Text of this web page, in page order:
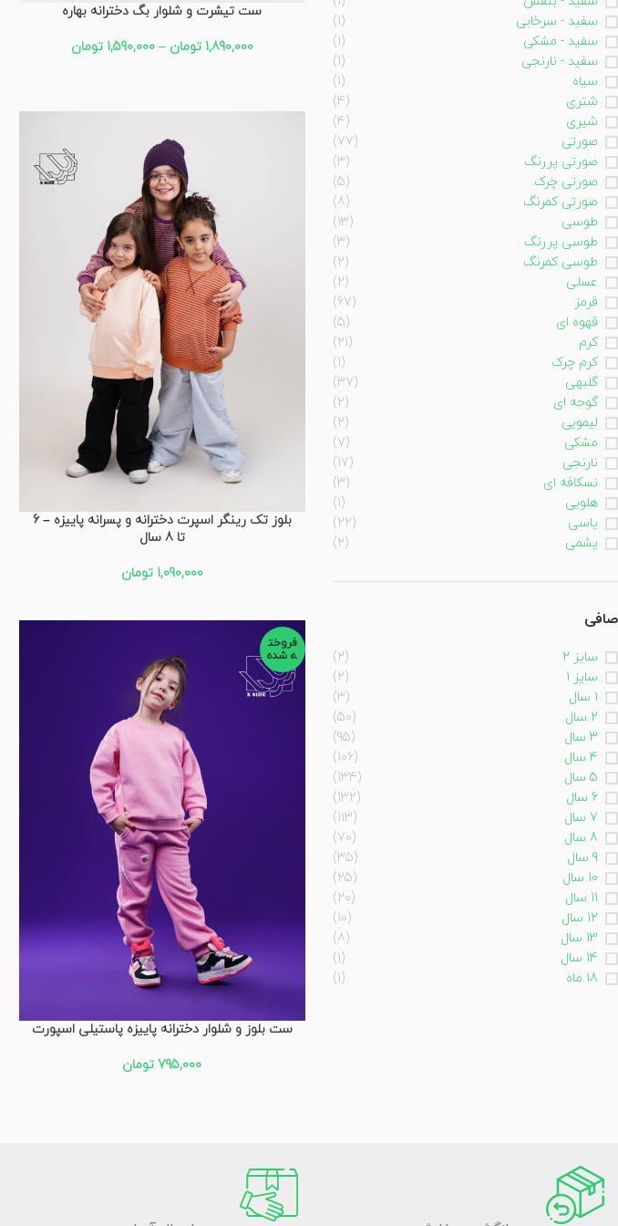
سفید - سرخابی
(1)
سفید - مشکی
(1)
سفید - نارنجی
(1)
سیاه
(1)
شتری
(4)
شیری
(4)
صورتی
(77)
صورتی پررنگ
(3)
صورتی چرک
(5)
صورتی کمرنگ
(8)
طوسی
(13)
طوسی پررنگ
(3)
طوسی کمرنگ
(2)
عسلی
(2)
قرمز
(67)
قهوه ای
(5)
کرم
(21)
کرم چرک
(1)
گلبهی
(37)
گوجه ای
(2)
لیمویی
(2)
مشکی
(7)
نارنجی
(17)
نسکافه ای
(3)
هلویی
(1)
یاسی
(22)
یشمی
(2)
صافی
سایز 2
(2)
سایز 1
(2)
1 سال
(3)
2 سال
(50)
3 سال
(95)
4 سال
(106)
5 سال
(134)
6 سال
(132)
7 سال
(113)
8 سال
(70)
9 سال
(35)
10 سال
(25)
11 سال
(20)
12 سال
(10)
13 سال
(8)
14 سال
(1)
18 ماه
(1)
ست تیشرت و شلوار بگ دخترانه بهاره
1,890,000 تومان –
1,590,000 تومان
بلوز تک رینگر اسپرت دخترانه و پسرانه پاییزه – 6
تا 8 سال
1,090,000 تومان
فروخت
ه شده
ست بلوز و شلوار دخترانه پاییزه پاستیلی اسپورت
795,000 تومان